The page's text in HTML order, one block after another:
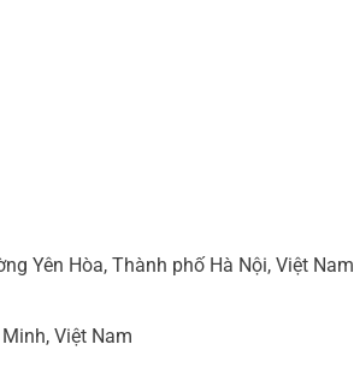
Yên Hòa, Thành phố Hà Nội, Việt Nam
Việt Nam